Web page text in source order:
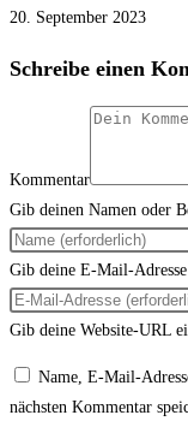
20. September 2023
Schreibe einen
Kommentar
Gib deinen Namen oder
Gib deine E-Mail-
Gib deine Website-URL
Name, E-Mail-
nächsten Kommentar